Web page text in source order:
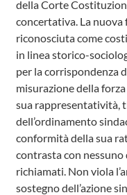
della Corte
concertativa. La nuova
riconosciuta come
in linea storico-
per la corrispondenza
misurazione della
sua rappresentatività,
dell’ordinamento
conformità della sua
contrasta con
richiamati. Non viola
sostegno dell’azione